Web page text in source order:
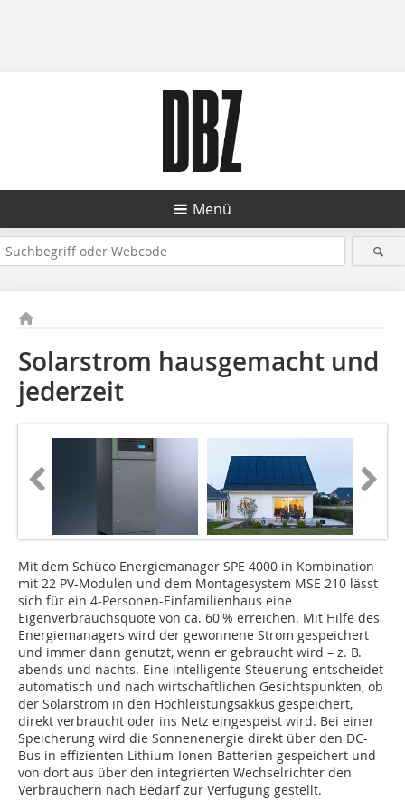
Menü
Solarstrom hausgemacht und
jederzeit
Mit dem Schüco Energiemanager SPE 4000 in Kombination
mit 22 PV-Modulen und dem Montagesystem MSE 210 lässt
sich für ein 4-Personen-Einfamilienhaus eine
Eigenverbrauchsquote von ca. 60 % erreichen. Mit Hilfe des
Energiemanagers wird der gewonnene Strom gespeichert
und immer dann genutzt, wenn er gebraucht wird – z. B.
abends und nachts. Eine intelligente Steuerung entscheidet
automatisch und nach wirtschaftlichen Gesichtspunkten, ob
der Solarstrom in den Hochleistungsakkus gespeichert,
direkt verbraucht oder ins Netz eingespeist wird. Bei einer
Speicherung wird die Sonnenenergie direkt über den DC-
Bus in effizienten Lithium-Ionen-Batterien gespeichert und
von dort aus über den integrierten Wechselrichter den
Verbrauchern nach Bedarf zur Verfügung gestellt.